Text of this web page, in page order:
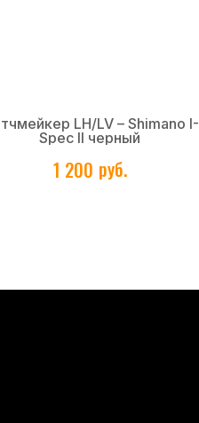
LH/LV – Shimano I-
Spec II черный
1 200 руб.